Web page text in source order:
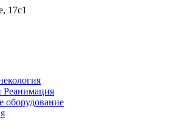
17с1
Реанимация
оборудование